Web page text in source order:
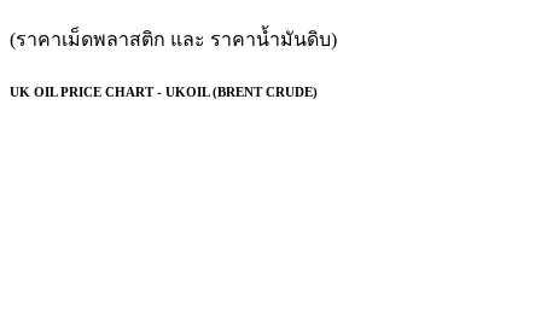
(ราคาเม็ดพลาสติก และ ราคาน้ำมันดิบ)
UK OIL PRICE CHART - UKOIL (BRENT CRUDE)